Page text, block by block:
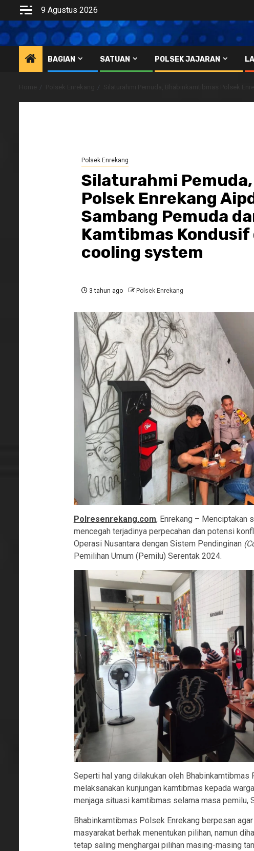
content
9 Agustus 2026
BAGIAN SATUAN POLSEK JAJARAN
Polsek Enrekang
Silaturahmi
Polsek Enrekang
Sambang Pemuda
Kamtibmas
cooling system
3 tahun ago Polsek Enrekang
Polresenrekang.com, Enrekang – Menciptakan
mencegah terjadinya perpecahan dan potensi
Operasi Nusantara dengan Sistem Pendinginan
Pemilihan Umum (Pemilu) Serentak 2024.
Seperti hal yang dilakukan oleh
melaksanakan kunjungan kamtibmas kepada
menjaga situasi kamtibmas selama masa pemilu,
Bhabinkamtibmas Polsek Enrekang berpesan
masyarakat berhak menentukan pilihan, namun
tetap saling menghargai pilihan masing-masing